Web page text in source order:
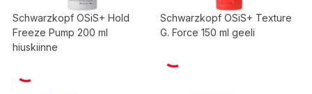
Schwarzkopf OSiS+ Hold
Freeze Pump 200 ml
hiuskiinne
Schwarzkopf OSiS+ Texture
G. Force 150 ml geeli